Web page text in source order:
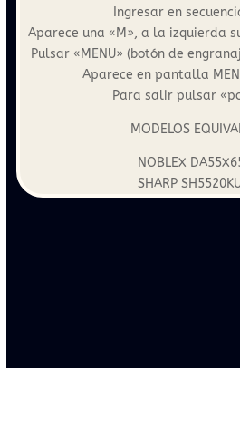
Ingresar en
Aparece una «M», a la izquierda
Pulsar «MENU» (botón de
Aparece en pantalla
Para salir pulsar
MODELOS
NOBLEX
SHARP